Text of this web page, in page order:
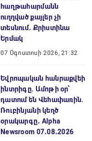
հաղթահարմանն
ուղղված քայլեր չի
տեսնում․ Քրիստինա
Երմակ
07 Օգոստոսի 2026, 21:32
Եվրոպական հանրաքվեի
ինտրիգը. Ամոթի օր՝
դատում են Վեհափառին.
Ռուբինյանի կեղծ
օրակարգը․ Alpha
Newsroom 07․08․2026